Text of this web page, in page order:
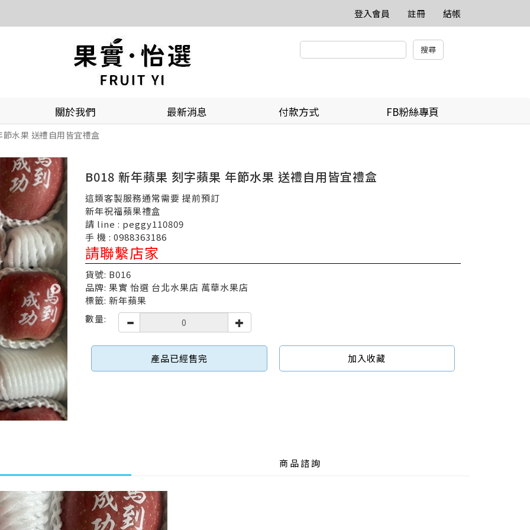
登入會員 註冊 結帳
關於我們 最新消息 付款方式 FB粉絲專頁
水果 送禮自用皆宜禮盒
B018 新年蘋果 刻字蘋果 年節水果 送禮自用皆宜禮盒
這類客製服務通常需要 提前預訂
新年祝福蘋果禮盒
請 line : peggy110809
手 機 : 0988363186
請聯繫店家
貨號: B016
品牌: 果實 怡選 台北水果店 萬華水果店
標籤: 新年蘋果
數量:
產品已經售完 加入收藏
商品諮詢